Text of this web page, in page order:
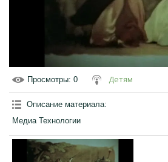
Просмотры: 0 Детям
Описание материала:
Медиа Технологии